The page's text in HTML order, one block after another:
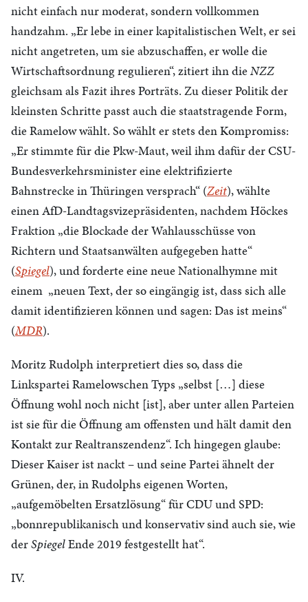
nicht einfach nur moderat, sondern vollkommen
handzahm. „Er lebe in einer kapitalistischen Welt, er sei
nicht angetreten, um sie abzuschaffen, er wolle die
Wirtschaftsordnung regulieren“, zitiert ihn dieNZZ
gleichsam als Fazit ihres Porträts. Zu dieser Politik der
kleinsten Schritte passt auch die staatstragende Form,
die Ramelow wählt. So wählt er stets den Kompromiss:
„Er stimmte für die Pkw-Maut, weil ihm dafür der CSU-
Bundesverkehrsminister eine elektrifizierte
Bahnstrecke in Thüringen versprach“ (Zeit), wählte
einen AfD-Landtagsvizepräsidenten, nachdem Höckes
Fraktion „die Blockade der Wahlausschüsse von
Richtern und Staatsanwälten aufgegeben hatte“
(Spiegel), und forderte eine neue Nationalhymne mit
einem „neuen Text, der so eingängig ist, dass sich alle
damit identifizieren können und sagen: Das ist meins“
(MDR).
Moritz Rudolph interpretiert dies so, dass die
Linkspartei Ramelowschen Typs „selbst […] diese
Öffnung wohl noch nicht [ist], aber unter allen Parteien
ist sie für die Öffnung am offensten und hält damit den
Kontakt zur Realtranszendenz“. Ich hingegen glaube:
Dieser Kaiser ist nackt – und seine Partei ähnelt der
Grünen, der, in Rudolphs eigenen Worten,
„aufgemöbelten Ersatzlösung“ für CDU und SPD:
„bonnrepublikanisch und konservativ sind auch sie, wie
derSpiegelEnde 2019 festgestellt hat“.
IV.